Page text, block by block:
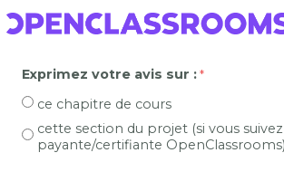
Exprimez votre avis sur :
ce chapitre de cours
cette section du projet (si vous
payante/certifiante OpenClassrooms)